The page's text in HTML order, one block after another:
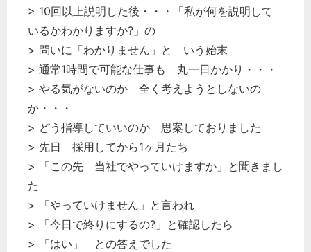
> 10回以上説明した後・・・「私が何を説明して
いるかわかりますか?」の
> 問いに「わかりません」と いう始末
> 通常1時間で可能な仕事も 丸一日かかり・・・
> やる気がないのか 全く考えようとしないの
か・・・
> どう指導していいのか 思案しておりました
> 先日 採用 してから1ヶ月たち
> 「この先 当社でやっていけますか」と聞きまし
た
> 「やっていけません」と言われ
> 「今日で終りにするの?」と確認したら
> 「はい」 との答えでした
どのカテゴリーに投稿しますか？
選択してください
労務管理
税務経理
企業法務